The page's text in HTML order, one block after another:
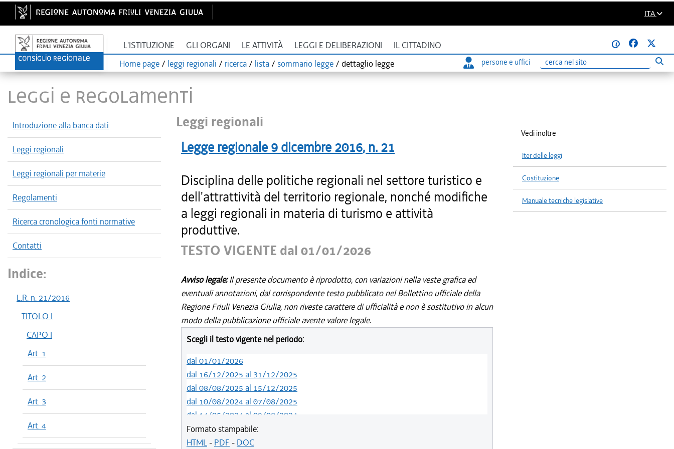
ITA
L'ISTITUZIONE GLI ORGANI LE ATTIVITÀ LEGGI E DELIBERAZIONI IL CITTADINO
@
Home page / leggi regionali / ricerca / lista / sommario legge / dettaglio legge persone e uffici
Ricerca
LEGGI E REGOLAMENTI
Introduzione alla banca dati
Leggi regionali
Leggi regionali per materie
Regolamenti
Ricerca cronologica fonti normative
Contatti
Indice:
L.R. n. 21/2016
TITOLO I
CAPO I
Art. 1
Art. 2
Art. 3
Art. 4
Leggi regionali
Legge regionale 9 dicembre 2016, n. 21
Disciplina delle politiche regionali nel settore turistico e
dell'attrattività del territorio regionale, nonché modifiche
a leggi regionali in materia di turismo e attività
produttive.
TESTO VIGENTE dal 01/01/2026
Avviso legale:Il presente documento è riprodotto, con variazioni nella veste grafica ed
eventuali annotazioni, dal corrispondente testo pubblicato nel Bollettino ufficiale della
Regione Friuli Venezia Giulia, non riveste carattere di ufficialità e non è sostitutivo in alcun
modo della pubblicazione ufficiale avente valore legale.
Scegli il testo vigente nel periodo:
dal 01/01/2026
dal 16/12/2025 al 31/12/2025
dal 08/08/2025 al 15/12/2025
dal 10/08/2024 al 07/08/2025
dal 14/05/2024 al 09/08/2024
dal 01/01/2024 al 13/05/2024
dal 31/10/2023 al 31/12/2023
Formato stampabile:
HTML- PDF - DOC
Vedi inoltre
Iter delle leggi
Costituzione
Manuale tecniche legislative